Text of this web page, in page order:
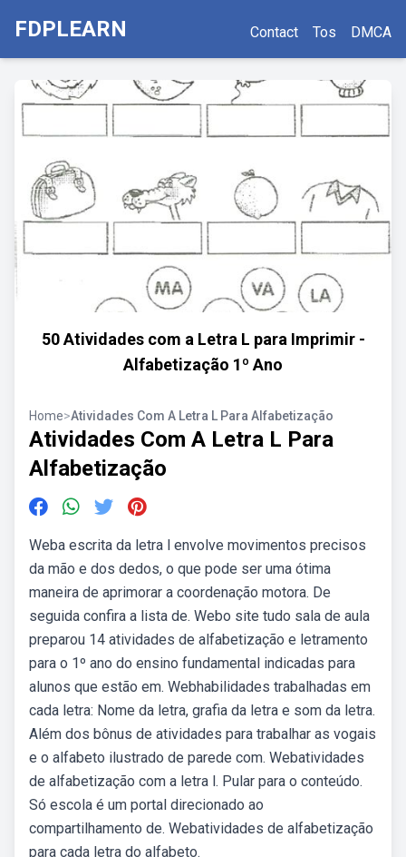
FDPLEARN Contact Tos DMCA
50 Atividades com a Letra L para Imprimir -
Alfabetização 1º Ano
Home>Atividades Com A Letra L Para Alfabetização
Atividades Com A Letra L Para
Alfabetização
Weba escrita da letra l envolve movimentos precisos
da mão e dos dedos, o que pode ser uma ótima
maneira de aprimorar a coordenação motora. De
seguida confira a lista de. Webo site tudo sala de aula
preparou 14 atividades de alfabetização e letramento
para o 1º ano do ensino fundamental indicadas para
alunos que estão em. Webhabilidades trabalhadas em
cada letra: Nome da letra, grafia da letra e som da letra.
Além dos bônus de atividades para trabalhar as vogais
e o alfabeto ilustrado de parede com. Webatividades
de alfabetização com a letra l. Pular para o conteúdo.
Só escola é um portal direcionado ao
compartilhamento de. Webatividades de alfabetização
para cada letra do alfabeto.